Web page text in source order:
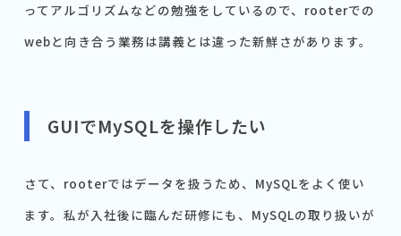
ってアルゴリズムなどの勉強をしているので、rooterでの
webと向き合う業務は講義とは違った新鮮さがあります。
GUIでMySQLを操作したい
さて、rooterではデータを扱うため、MySQLをよく使い
ます。私が入社後に臨んだ研修にも、MySQLの取り扱いが